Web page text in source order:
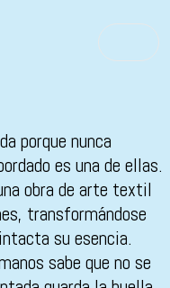
porque nunca
es una de ellas.
obra de arte textil
transformándose
su esencia.
sabe que no se